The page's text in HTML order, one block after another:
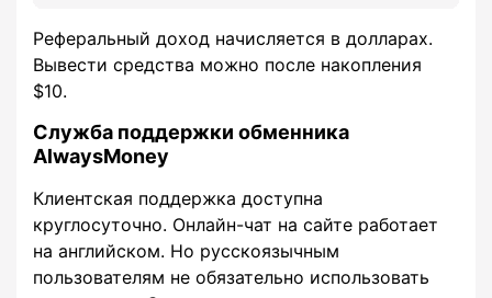
Реферальный доход начисляется в долларах.
Вывести средства можно после накопления
$10.
Служба поддержки обменника
AlwaysMoney
Клиентская поддержка доступна
круглосуточно. Онлайн-чат на сайте работает
на английском. Но русскоязычным
пользователям не обязательно использовать